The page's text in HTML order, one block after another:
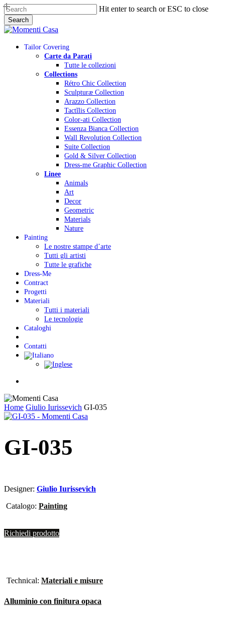
Skip
to
main
content
Hit enter to search or ESC to close
Search
Close
Menu
Tailor Covering
Carte da Parati
Tutte le collezioni
Collections
Rétro Chic Collection
Sculpturæ Collection
Arazzo Collection
Tactĩlis Collection
Color-ati Collection
Essenza Bianca Collection
Wall Revolution Collection
Suite Collection
Gold & Silver Collection
Dress-me Graphic Collection
Linee
Animals
Art
Decor
Geometric
Materials
Nature
Painting
Le nostre stampe d’arte
Tutti gli artisti
Tutte le grafiche
Dress-Me
Contract
Progetti
Materiali
Tutti i materiali
Le tecnologie
Cataloghi
Contatti
Home Giulio Iurissevich GI-035
GI-035
Designer: Giulio Iurissevich
Catalogo: Painting
Richiedi prodotto
Technical: Materiali e misure
Alluminio con finitura opaca